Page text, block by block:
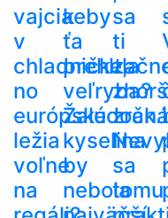
vajcia
v
chladničke,
no
európske
ležia
voľne
na
keby
ťa
prehltla
veľryba?
Žalúdočná
kyselina
by
nebola
sa
ti
zrak.
sa
tomu